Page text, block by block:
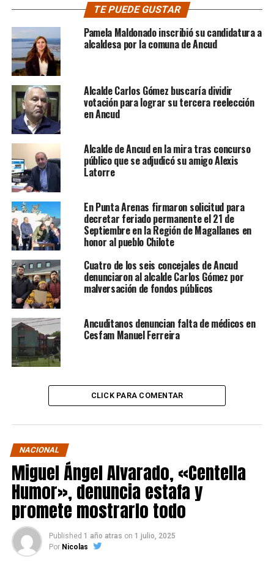
TE PUEDE GUSTAR
Pamela Maldonado inscribió su candidatura a
alcaldesa por la comuna de Ancud
Alcalde Carlos Gómez buscaría dividir
votación para lograr su tercera reelección
en Ancud
Alcalde de Ancud en la mira tras concurso
público que se adjudicó su amigo Alexis
Latorre
En Punta Arenas firmaron solicitud para
decretar feriado permanente el 21 de
Septiembre en la Región de Magallanes en
honor al pueblo Chilote
Cuatro de los seis concejales de Ancud
denunciaron al alcalde Carlos Gómez por
malversación de fondos públicos
Ancuditanos denuncian falta de médicos en
Cesfam Manuel Ferreira
CLICK PARA COMENTAR
NACIONAL
Miguel Ángel Alvarado, «Centella
Humor», denuncia estafa y
promete mostrarlo todo
Published 1 año atras on 1 julio, 2025
Por Nicolas